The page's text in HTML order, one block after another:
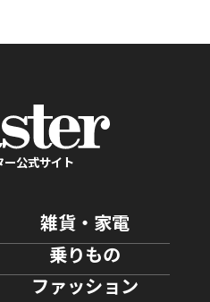
ー公式サイト
雑貨・家電
乗りもの
ファッション